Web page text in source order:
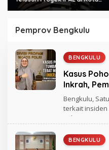
Bengkulu
Pemprov Bengkulu
Kasus
Inkrah,
Dinyatakan
BENGKULU
O
E
H
R
A
G
H
A
Bengkulu,
terkait
Tebat
BENGKULU
O